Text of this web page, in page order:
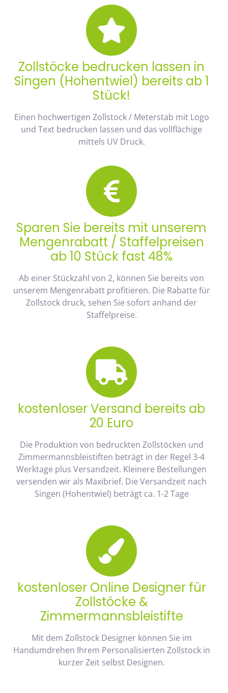
Zollstöcke bedrucken lassen in
Singen (Hohentwiel) bereits ab 1
Stück!
Einen hochwertigen Zollstock / Meterstab mit Logo
und Text bedrucken lassen und das vollflächige
mittels UV Druck.
Sparen Sie bereits mit unserem
Mengenrabatt / Staffelpreisen
ab 10 Stück fast 48%
Ab einer Stückzahl von 2, können Sie bereits von
unserem Mengenrabatt profitieren. Die Rabatte für
Zollstock druck, sehen Sie sofort anhand der
Staffelpreise.
kostenloser Versand bereits ab
20 Euro
Die Produktion von bedruckten Zollstöcken und
Zimmermannsbleistiften beträgt in der Regel 3-4
Werktage plus Versandzeit. Kleinere Bestellungen
versenden wir als Maxibrief. Die Versandzeit nach
Singen (Hohentwiel) beträgt ca. 1-2 Tage
kostenloser Online Designer für
Zollstöcke &
Zimmermannsbleistifte
Mit dem Zollstock Designer können Sie im
Handumdrehen Ihrem Personalisierten Zollstock in
kurzer Zeit selbst Designen.